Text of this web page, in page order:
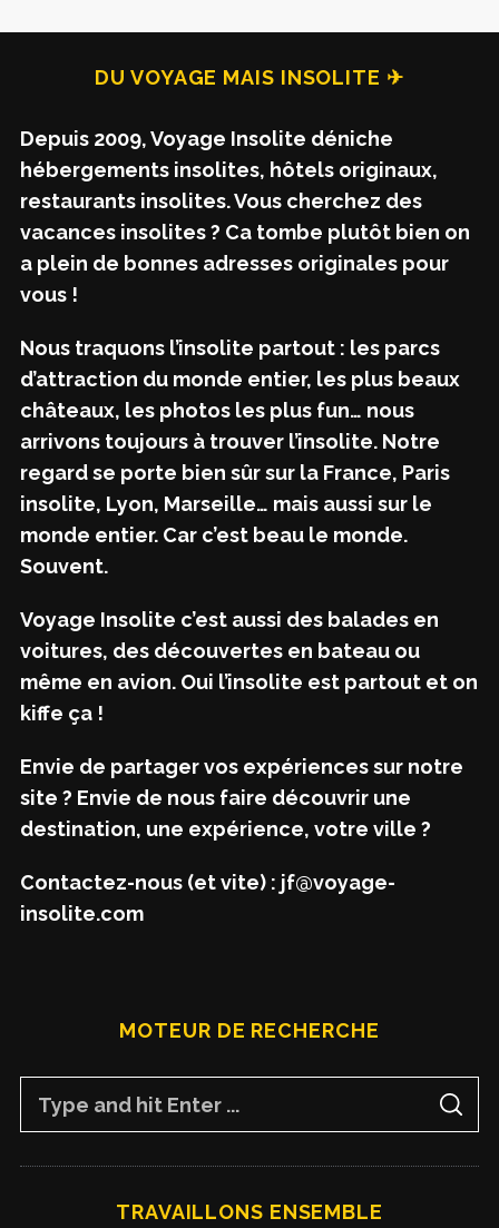
DU VOYAGE MAIS INSOLITE ✈
Depuis 2009, Voyage Insolite déniche
hébergements insolites, hôtels originaux,
restaurants insolites. Vous cherchez des
vacances insolites ? Ca tombe plutôt bien on
a plein de bonnes adresses originales pour
vous !
Nous traquons l’insolite partout : les parcs
d’attraction du monde entier, les plus beaux
châteaux, les photos les plus fun… nous
arrivons toujours à trouver l’insolite. Notre
regard se porte bien sûr sur la France, Paris
insolite, Lyon, Marseille… mais aussi sur le
monde entier. Car c’est beau le monde.
Souvent.
Voyage Insolite c’est aussi des balades en
voitures, des découvertes en bateau ou
même en avion. Oui l’insolite est partout et on
kiffe ça !
Envie de partager vos expériences sur notre
site ? Envie de nous faire découvrir une
destination, une expérience, votre ville ?
Contactez-nous (et vite) : jf@voyage-
insolite.com
MOTEUR DE RECHERCHE
S
A
C
TRAVAILLONS ENSEMBLE